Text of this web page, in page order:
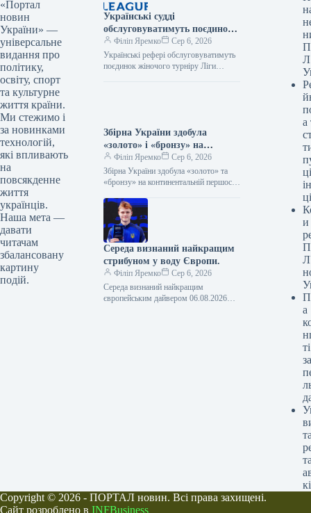
«Портал
новин
України» —
універсальне
видання про
політику,
освіту, спорт
та культурне
життя країни.
Ми стежимо і
за новинками
технологій,
які впливають
на
повсякденне
життя
українців.
Наша мета —
давати
читачам
збалансовану
картину
подій.
Українські судді
обслуговуватимуть поєдинок
жіночої Ліги чемпіонів
Філіп Яремко
Сер 6, 2026
Українські рефері обслуговуватимуть
поєдинок жіночого турніру Ліги
Збірна України здобула
«золото» і «бронзу» на
континентальній першості з
хейболу
Філіп Яремко
Сер 6, 2026
Збірна України здобула «золото» та
«бронзу» на континентальній першості
У польському місті Кельце завершився
чемпіонат…
Середа визнаний найкращим
стрибуном у воду Європи.
Філіп Яремко
Сер 6, 2026
Середа визнаний найкращим
європейським дайвером 06.08.2026
Л
а
ці
и
а
Copyright © 2026 - ПОРТАЛ новин. Всі права захищені.
Сайт розроблено в INFBusiness